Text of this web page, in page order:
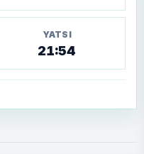
YATSI
21:54